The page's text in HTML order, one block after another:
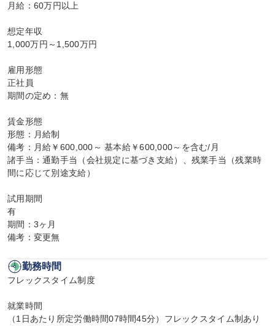
月給：60万円以上
想定年収
1,000万円～1,500万円
雇用形態
正社員
期間の定め：無
賃金形態
形態：月給制
備考：月給￥600,000～ 基本給￥600,000～を含む/月
諸手当：通勤手当（会社規定に基づき支給）、残業手当（残業時
間に応じて別途支給）
試用期間
有
期間：3ヶ月
備考：変更無
勤務時間
フレックスタイム制度
就業時間
（1日あたり所定労働時間07時間45分）フレックスタイム制あり